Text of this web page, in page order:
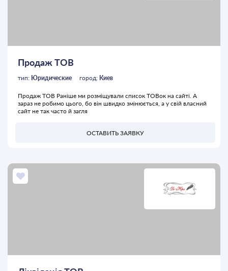
Продаж ТОВ
тип: Юридические город: Киев
Продаж ТОВ Раніше ми розміщували список ТОВок на сайті. А
зараз не робимо цього, бо він швидко змінюється, а у свій власний
сайт не так часто й загля
ОСТАВИТЬ ЗАЯВКУ